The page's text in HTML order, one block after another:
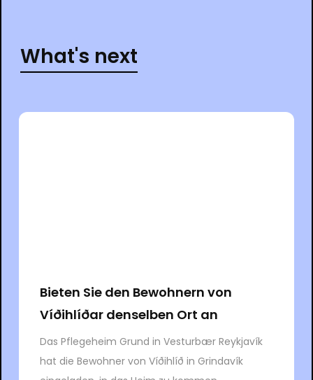
What's next
Bieten Sie den Bewohnern von
Víðihlíðar denselben Ort an
Das Pflegeheim Grund in Vesturbær Reykjavík
hat die Bewohner von Víðihlíð in Grindavík